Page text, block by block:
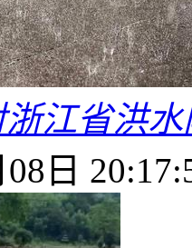
浙江省洪
日